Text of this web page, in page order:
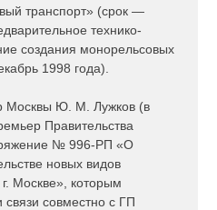
транспорт» (срок —
технико-
создания монорельсовых
1998 года).
Москвы Ю. М. Лужков (в
Правительства
№ 996-РП «О
новых видов
г. Москве», которым
совместно с ГП